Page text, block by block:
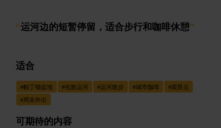
“运河边的短暂停留，适合步行和咖啡休憩”
适合
#帕丁顿盆地 #伦敦运河 #运河散步 #城市咖啡 #观景点
#周末外出
可期待的内容